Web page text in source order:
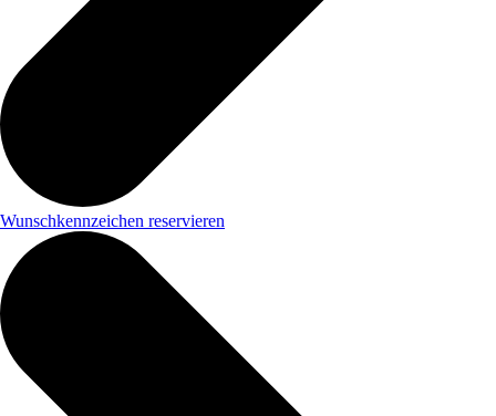
Wunschkennzeichen reservieren